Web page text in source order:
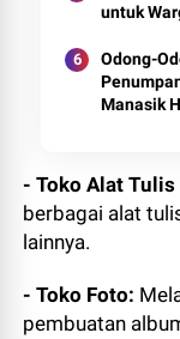
untuk
Odong-
Manasik
- Toko Alat
berbagai alat
lainnya.
- Toko Foto:
pembuatan